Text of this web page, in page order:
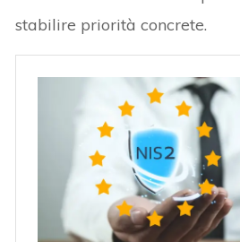
stabilire priorità concrete.